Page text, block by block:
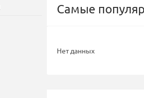
Самые
Нет данных